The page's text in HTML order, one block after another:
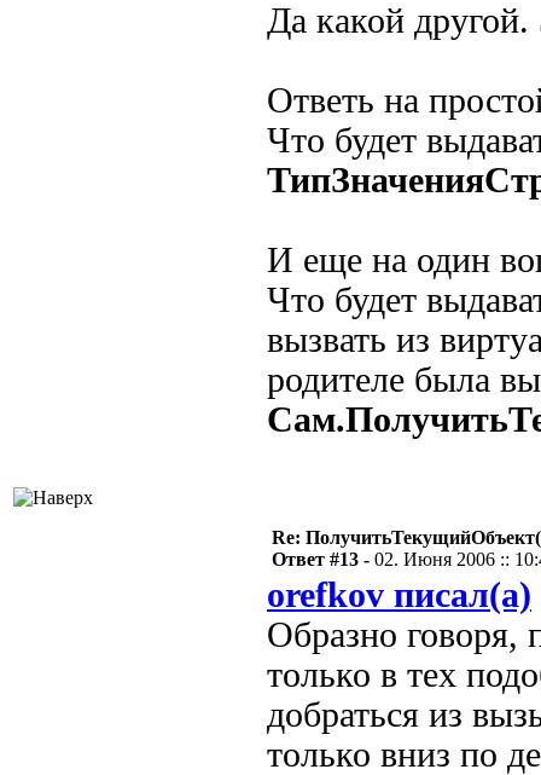
Да какой
Ответь на
Что будет
И еще на один
Что будет
вызвать из
родителе была
Re:
Ответ #13 - 02. Июня 2006 ::
orefkov писал(а)
Образно говоря,
только в тех
добраться из
только вниз по